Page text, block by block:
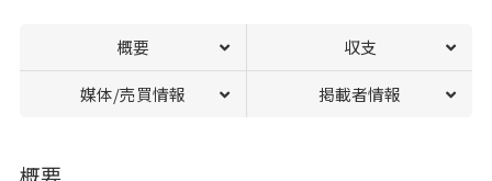
概要 収支
媒体/売買情報 掲載者情報